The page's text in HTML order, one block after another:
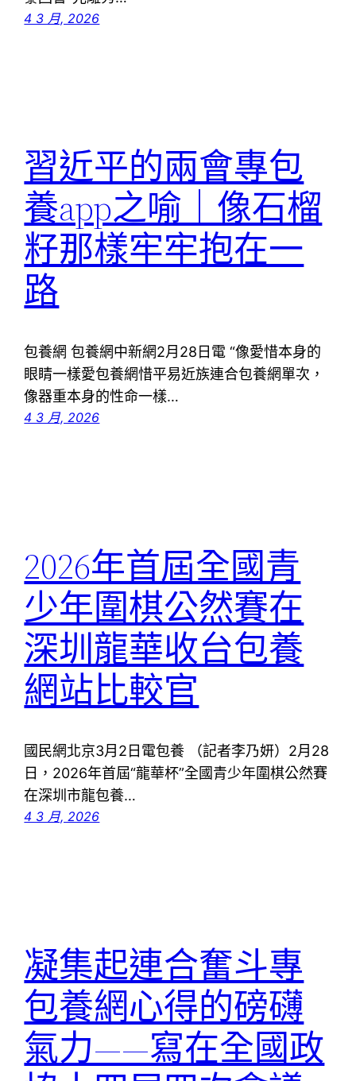
4 3 月, 2026
習近平的兩會專包
養app之喻｜像石榴
籽那樣牢牢抱在一
路
包養網 包養網中新網2月28日電 “像愛惜本身的
眼睛一樣愛包養網惜平易近族連合包養網單次，
像器重本身的性命一樣…
4 3 月, 2026
2026年首屆全國青
少年圍棋公然賽在
深圳龍華收台包養
網站比較官
國民網北京3月2日電包養 （記者李乃妍）2月28
日，2026年首屆“龍華杯”全國青少年圍棋公然賽
在深圳市龍包養…
4 3 月, 2026
凝集起連合奮斗專
包養網心得的磅礴
氣力——寫在全國政